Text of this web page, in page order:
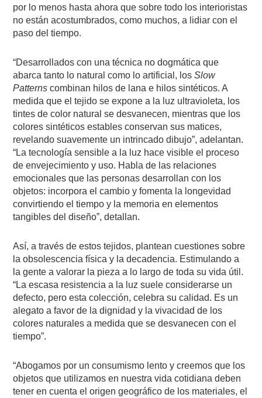
por lo menos hasta ahora que sobre todo los interioristas
no están acostumbrados, como muchos, a lidiar con el
paso del tiempo.
“Desarrollados con una técnica no dogmática que
abarca tanto lo natural como lo artificial, losSlow
Patternscombinan hilos de lana e hilos sintéticos. A
medida que el tejido se expone a la luz ultravioleta, los
tintes de color natural se desvanecen, mientras que los
colores sintéticos estables conservan sus matices,
revelando suavemente un intrincado dibujo”, adelantan.
“La tecnología sensible a la luz hace visible el proceso
de envejecimiento y uso. Habla de las relaciones
emocionales que las personas desarrollan con los
objetos: incorpora el cambio y fomenta la longevidad
convirtiendo el tiempo y la memoria en elementos
tangibles del diseño”, detallan.
Así, a través de estos tejidos, plantean cuestiones sobre
la obsolescencia física y la decadencia. Estimulando a
la gente a valorar la pieza a lo largo de toda su vida útil.
“La escasa resistencia a la luz suele considerarse un
defecto, pero esta colección, celebra su calidad. Es un
alegato a favor de la dignidad y la vivacidad de los
colores naturales a medida que se desvanecen con el
tiempo”.
“Abogamos por un consumismo lento y creemos que los
objetos que utilizamos en nuestra vida cotidiana deben
tener en cuenta el origen geográfico de los materiales, el